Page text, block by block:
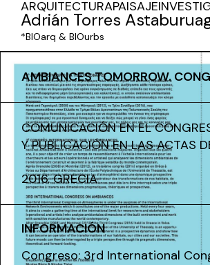
Adrián Torres
*BIOarq & BIOurbs
ARQUITECTURAPAISAJE
AMBIANCES TOMORROW.
COMUNICACIÓN EN EL
Y PUBLICACIÓN EN LAS ACTAS
2016. GRECIA
INFORMACIÓN
Congreso: 3rd International